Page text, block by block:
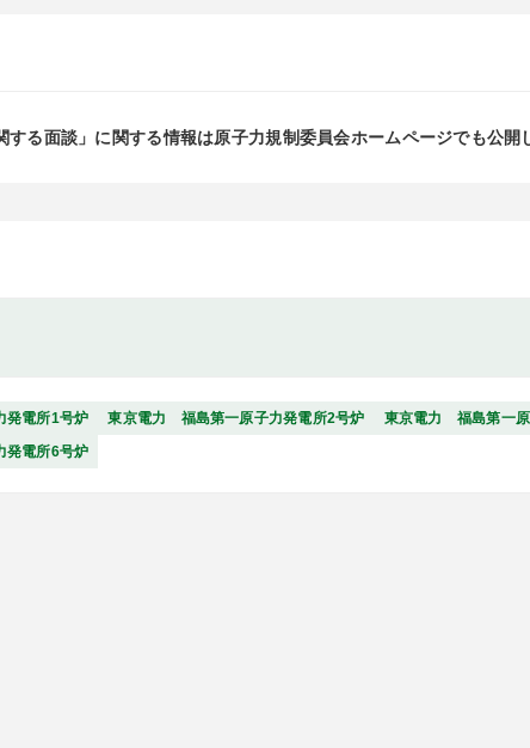
する面談」に関する情報は原子力規制委員会ホームページでも公開
電所1号炉 東京電力 福島第一原子力発電所2号炉 東京電力 福島第一
電所6号炉